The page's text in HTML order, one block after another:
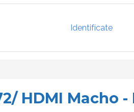
Identifícate
HDMI Macho -